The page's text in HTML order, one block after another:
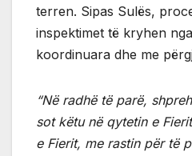
terren. Sipas Sulës,
inspektimet të kryhen
koordinuara dhe me
“Në radhë të parë,
sot këtu në qytetin e
e Fierit, me rastin për të